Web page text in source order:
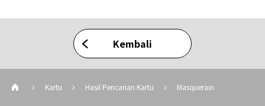
Kembali
Kartu Hasil Pencarian Kartu Masquerain